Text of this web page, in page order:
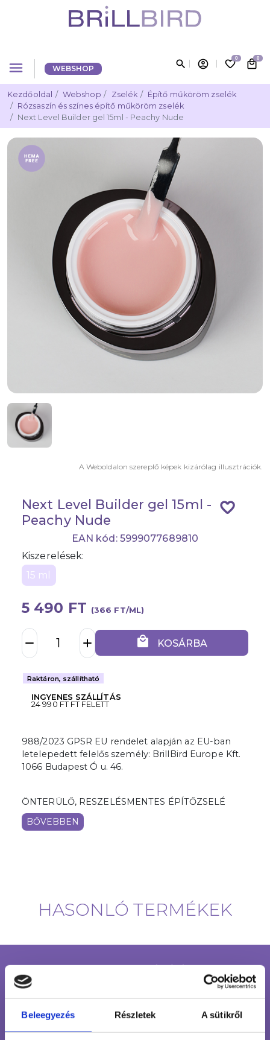
Beleegyezés Részletek A sütikről
menu WEBSHOP search account_circle favorite_border0 local_mall0
Kezdőoldal Webshop Zselék
Építő műköröm zselék
Rózsaszín és színes építő műköröm zselék
Next Level Builder gel 15ml - Peachy Nude
A Weboldalon szereplő képek kizárólag illusztrációk.
favorite_border
Next Level Builder gel 15ml -
Peachy Nude
EAN kód: 5999077689810
Kiszerelések:
15 ml
5 490 FT (366 FT/ML)
remove add local_mall KOSÁRBA
Raktáron, szállítható
INGYENES SZÁLLÍTÁS
24 990 FT FT FELETT
988/2023 GPSR EU rendelet alapján az EU-ban
letelepedett felelős személy: BrillBird Europe Kft.
1066 Budapest Ó u. 46.
ÖNTERÜLŐ, RESZELÉSMENTES ÉPÍTŐZSELÉ
BŐVEBBEN
HASONLÓ TERMÉKEK
ÜGYFÉLSZOLGÁLAT